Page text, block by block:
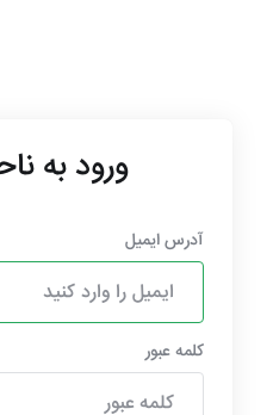
ورود به
آدرس ایمیل
کلمه عبور